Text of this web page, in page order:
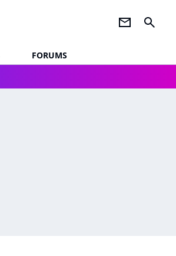
newsletter search
FORUMS